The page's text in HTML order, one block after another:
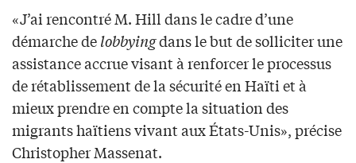
«J’ai rencontré M. Hill dans le cadre d’une
démarche delobbyingdans le but de solliciter une
assistance accrue visant à renforcer le processus
de rétablissement de la sécurité en Haïti et à
mieux prendre en compte la situation des
migrants haïtiens vivant aux États-Unis», précise
Christopher Massenat.